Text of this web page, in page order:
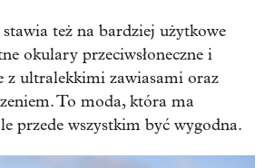
też na bardziej użytkowe
okulary przeciwsłoneczne i
z ultralekkimi zawiasami oraz
To moda, która ma
przede wszystkim być wygodna.